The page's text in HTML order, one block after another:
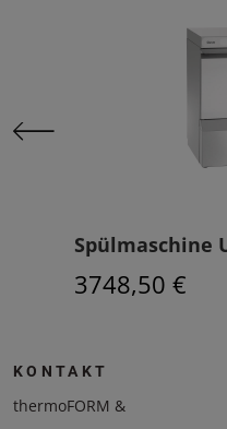
Spülmaschine
3748,50 €
KONTAKT
thermoFORM &